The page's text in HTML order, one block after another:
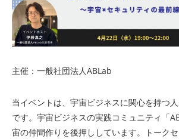
主催：一般社団法人ABLab
当イベントは、宇宙ビジネスに関心を持つ
です。宇宙ビジネスの実践コミュニティ「
宙の仲間作りを後押ししています。トーク